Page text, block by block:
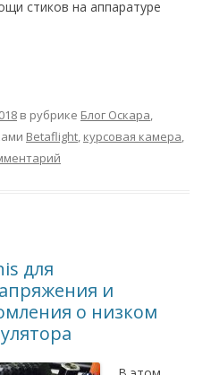
стиков на аппаратуре
в рубрике Блог Оскара,
Betaflight, курсовая камера,
для
и
о низком